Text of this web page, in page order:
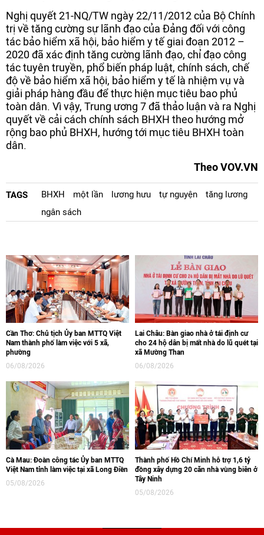
Nghị quyết 21-NQ/TW ngày 22/11/2012 của Bộ Chính
trị về tăng cường sự lãnh đạo của Đảng đối với công
tác bảo hiểm xã hội, bảo hiểm y tế giai đoạn 2012 –
2020 đã xác định tăng cường lãnh đạo, chỉ đạo công
tác tuyên truyền, phổ biến pháp luật, chính sách, chế
độ về bảo hiểm xã hội, bảo hiểm y tế là nhiệm vụ và
giải pháp hàng đầu để thực hiện mục tiêu bao phủ
toàn dân. Vì vậy, Trung ương 7 đã thảo luận và ra Nghị
quyết về cải cách chính sách BHXH theo hướng mở
rộng bao phủ BHXH, hướng tới mục tiêu BHXH toàn
dân.
Theo VOV.VN
TAGS BHXH một lần lương hưu tự nguyện
tăng lương
ngân sách
Cần Thơ: Chủ tịch Ủy ban MTTQ Việt
Nam thành phố làm việc với 5 xã,
phường
06/08/2026
Lai Châu: Bàn giao nhà ở tái định cư
cho 24 hộ dân bị mất nhà do lũ quét tại
xã Mường Than
06/08/2026
Cà Mau: Đoàn công tác Ủy ban MTTQ
Việt Nam tỉnh làm việc tại xã Long Điền
05/08/2026
Thành phố Hồ Chí Minh hỗ trợ 1,6 tỷ
đồng xây dựng 20 căn nhà vùng biên ở
Tây Ninh
05/08/2026